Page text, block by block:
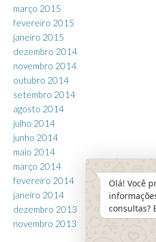
março 2015
fevereiro 2015
janeiro 2015
dezembro 2014
novembro 2014
outubro 2014
setembro 2014
agosto 2014
julho 2014
junho 2014
maio 2014
março 2014
fevereiro 2014
janeiro 2014
dezembro 2013
novembro 2013
Olá! Você
consultas?